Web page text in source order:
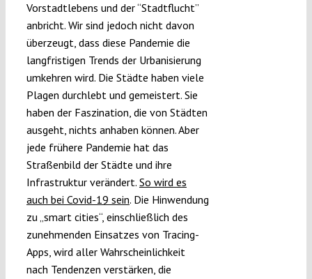
Vorstadtlebens und der “Stadtflucht”
anbricht. Wir sind jedoch nicht davon
überzeugt, dass diese Pandemie die
langfristigen Trends der Urbanisierung
umkehren wird. Die Städte haben viele
Plagen durchlebt und gemeistert. Sie
haben der Faszination, die von Städten
ausgeht, nichts anhaben können. Aber
jede frühere Pandemie hat das
Straßenbild der Städte und ihre
Infrastruktur verändert. So wird es
auch bei Covid-19 sein. Die Hinwendung
zu „smart cities“, einschließlich des
zunehmenden Einsatzes von Tracing-
Apps, wird aller Wahrscheinlichkeit
nach Tendenzen verstärken, die